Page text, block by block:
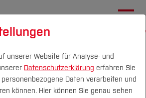
BIM Institut
Menü aufklappen
unserer Website für Analyse- und
Datenschutzerklärung erfahren Sie
Daten verarbeiten und
können. Hier können Sie genau sehen